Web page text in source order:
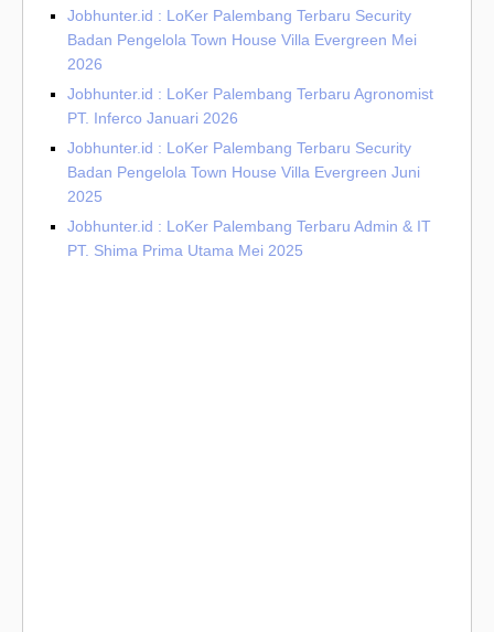
Jobhunter.id : LoKer Palembang Terbaru Security
Badan Pengelola Town House Villa Evergreen Mei
2026
Jobhunter.id : LoKer Palembang Terbaru Agronomist
PT. Inferco Januari 2026
Jobhunter.id : LoKer Palembang Terbaru Security
Badan Pengelola Town House Villa Evergreen Juni
2025
Jobhunter.id : LoKer Palembang Terbaru Admin & IT
PT. Shima Prima Utama Mei 2025